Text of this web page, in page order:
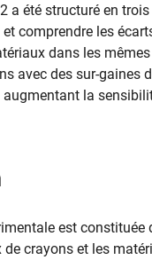
a été structuré en
comprendre les
dans les
avec des sur-gaines
augmentant la
est constituée
crayons et les